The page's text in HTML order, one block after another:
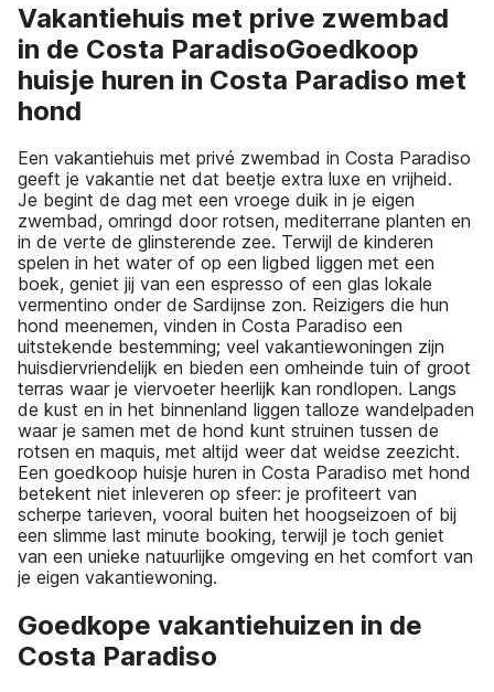
Vakantiehuis met prive zwembad
in de Costa ParadisoGoedkoop
huisje huren in Costa Paradiso met
hond
Een vakantiehuis met privé zwembad in Costa Paradiso
geeft je vakantie net dat beetje extra luxe en vrijheid.
Je begint de dag met een vroege duik in je eigen
zwembad, omringd door rotsen, mediterrane planten en
in de verte de glinsterende zee. Terwijl de kinderen
spelen in het water of op een ligbed liggen met een
boek, geniet jij van een espresso of een glas lokale
vermentino onder de Sardijnse zon. Reizigers die hun
hond meenemen, vinden in Costa Paradiso een
uitstekende bestemming; veel vakantiewoningen zijn
huisdiervriendelijk en bieden een omheinde tuin of groot
terras waar je viervoeter heerlijk kan rondlopen. Langs
de kust en in het binnenland liggen talloze wandelpaden
waar je samen met de hond kunt struinen tussen de
rotsen en maquis, met altijd weer dat weidse zeezicht.
Een goedkoop huisje huren in Costa Paradiso met hond
betekent niet inleveren op sfeer: je profiteert van
scherpe tarieven, vooral buiten het hoogseizoen of bij
een slimme last minute booking, terwijl je toch geniet
van een unieke natuurlijke omgeving en het comfort van
je eigen vakantiewoning.
Goedkope vakantiehuizen in de
Costa Paradiso